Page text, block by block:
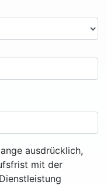
ausdrücklich,
mit der